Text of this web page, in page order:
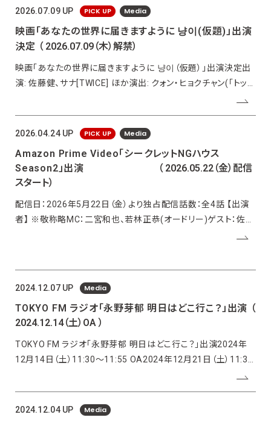
wm=3333_2001&am
2026.07.09 UP PICK UP Media
映画「あなたの世界に届きますように 냥이(仮題)」出演
決定 （ 2026.07.09（木）解禁）
映画「あなたの世界に届きますように 냥이（仮題）」出演決定出
演: 佐藤健、サナ[TWICE] ほか演出: クォン・ヒョクチャン(「トッケ
ビ」「ボーイフレンド」) 脚本: ナム・デジュン(「30 日」「金部⻑」)
製作: COCCS、npioエンターテインメント
2026.04.24 UP PICK UP Media
Amazon Prime Video「シークレットNGハウス
Season2」出演
（ 2026.05.22（金）配信
スタート）
配信日：2026年5月22日（金）より独占配信話数：全4話 【出演
者】 ※敬称略MC：二宮和也、若林正恭(オードリー)ゲスト：佐藤
健、本田翼、伊野尾慧、若槻千夏、春日俊彰、吉村崇（平成ノブシ
2024.12.07 UP Media
TOKYO FM ラジオ「永野芽郁 明日はどこ行こ？」出演 （
2024.12.14（土）OA ）
TOKYO FM ラジオ「永野芽郁 明日はどこ行こ？」出演2024年
12月14日（土）11:30～11:55 OA2024年12月21日（土）11:30
～11:55 OA▼公式サイトhttps://www.tfm.co.jp/dokoiko/
2024.12.04 UP Media